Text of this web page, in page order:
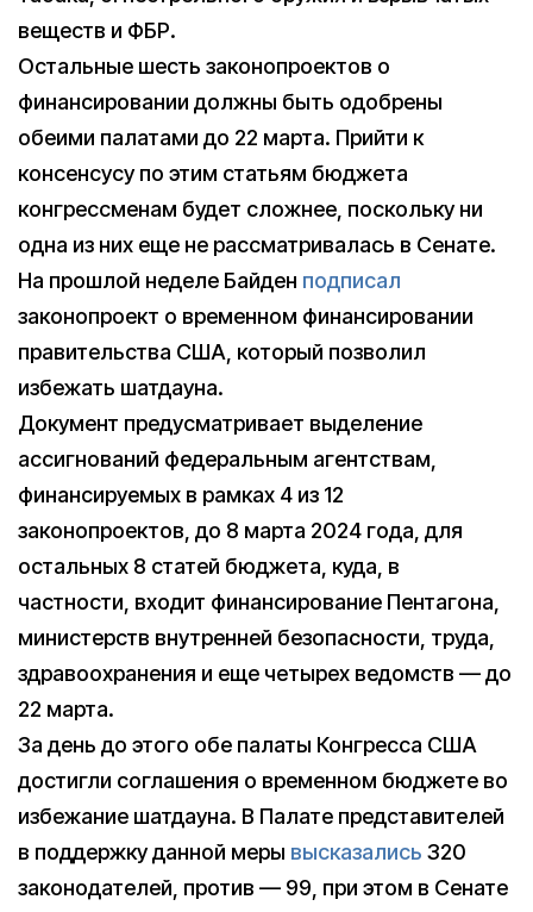
веществ и ФБР.
Остальные шесть законопроектов о
финансировании должны быть одобрены
обеими палатами до 22 марта. Прийти к
консенсусу по этим статьям бюджета
конгрессменам будет сложнее, поскольку ни
одна из них еще не рассматривалась в Сенате.
На прошлой неделе Байден подписал
законопроект о временном финансировании
правительства США, который позволил
избежать шатдауна.
Документ предусматривает выделение
ассигнований федеральным агентствам,
финансируемых в рамках 4 из 12
законопроектов, до 8 марта 2024 года, для
остальных 8 статей бюджета, куда, в
частности, входит финансирование Пентагона,
министерств внутренней безопасности, труда,
здравоохранения и еще четырех ведомств — до
22 марта.
За день до этого обе палаты Конгресса США
достигли соглашения о временном бюджете во
избежание шатдауна. В Палате представителей
в поддержку данной меры высказались 320
законодателей, против — 99, при этом в Сенате